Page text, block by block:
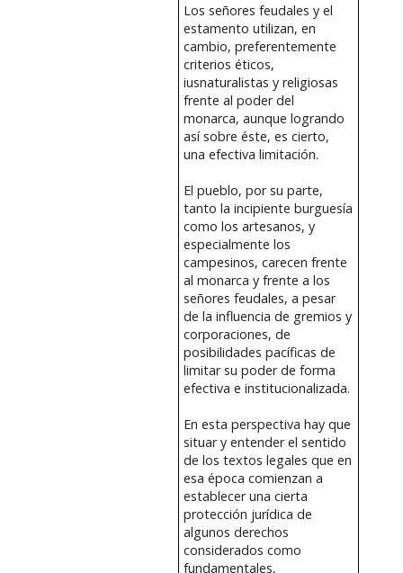
Los señores feudales y el
estamento utilizan, en
cambio, preferentemente
criterios éticos,
iusnaturalistas y religiosas
frente al poder del
monarca, aunque logrando
así sobre éste, es cierto,
una efectiva limitación.
El pueblo, por su parte,
tanto la incipiente burguesía
como los artesanos, y
especialmente los
campesinos, carecen frente
al monarca y frente a los
señores feudales, a pesar
de la influencia de gremios y
corporaciones, de
posibilidades pacíficas de
limitar su poder de forma
efectiva e institucionalizada.
En esta perspectiva hay que
situar y entender el sentido
de los textos legales que en
esa época comienzan a
establecer una cierta
protección jurídica de
algunos derechos
considerados como
fundamentales,